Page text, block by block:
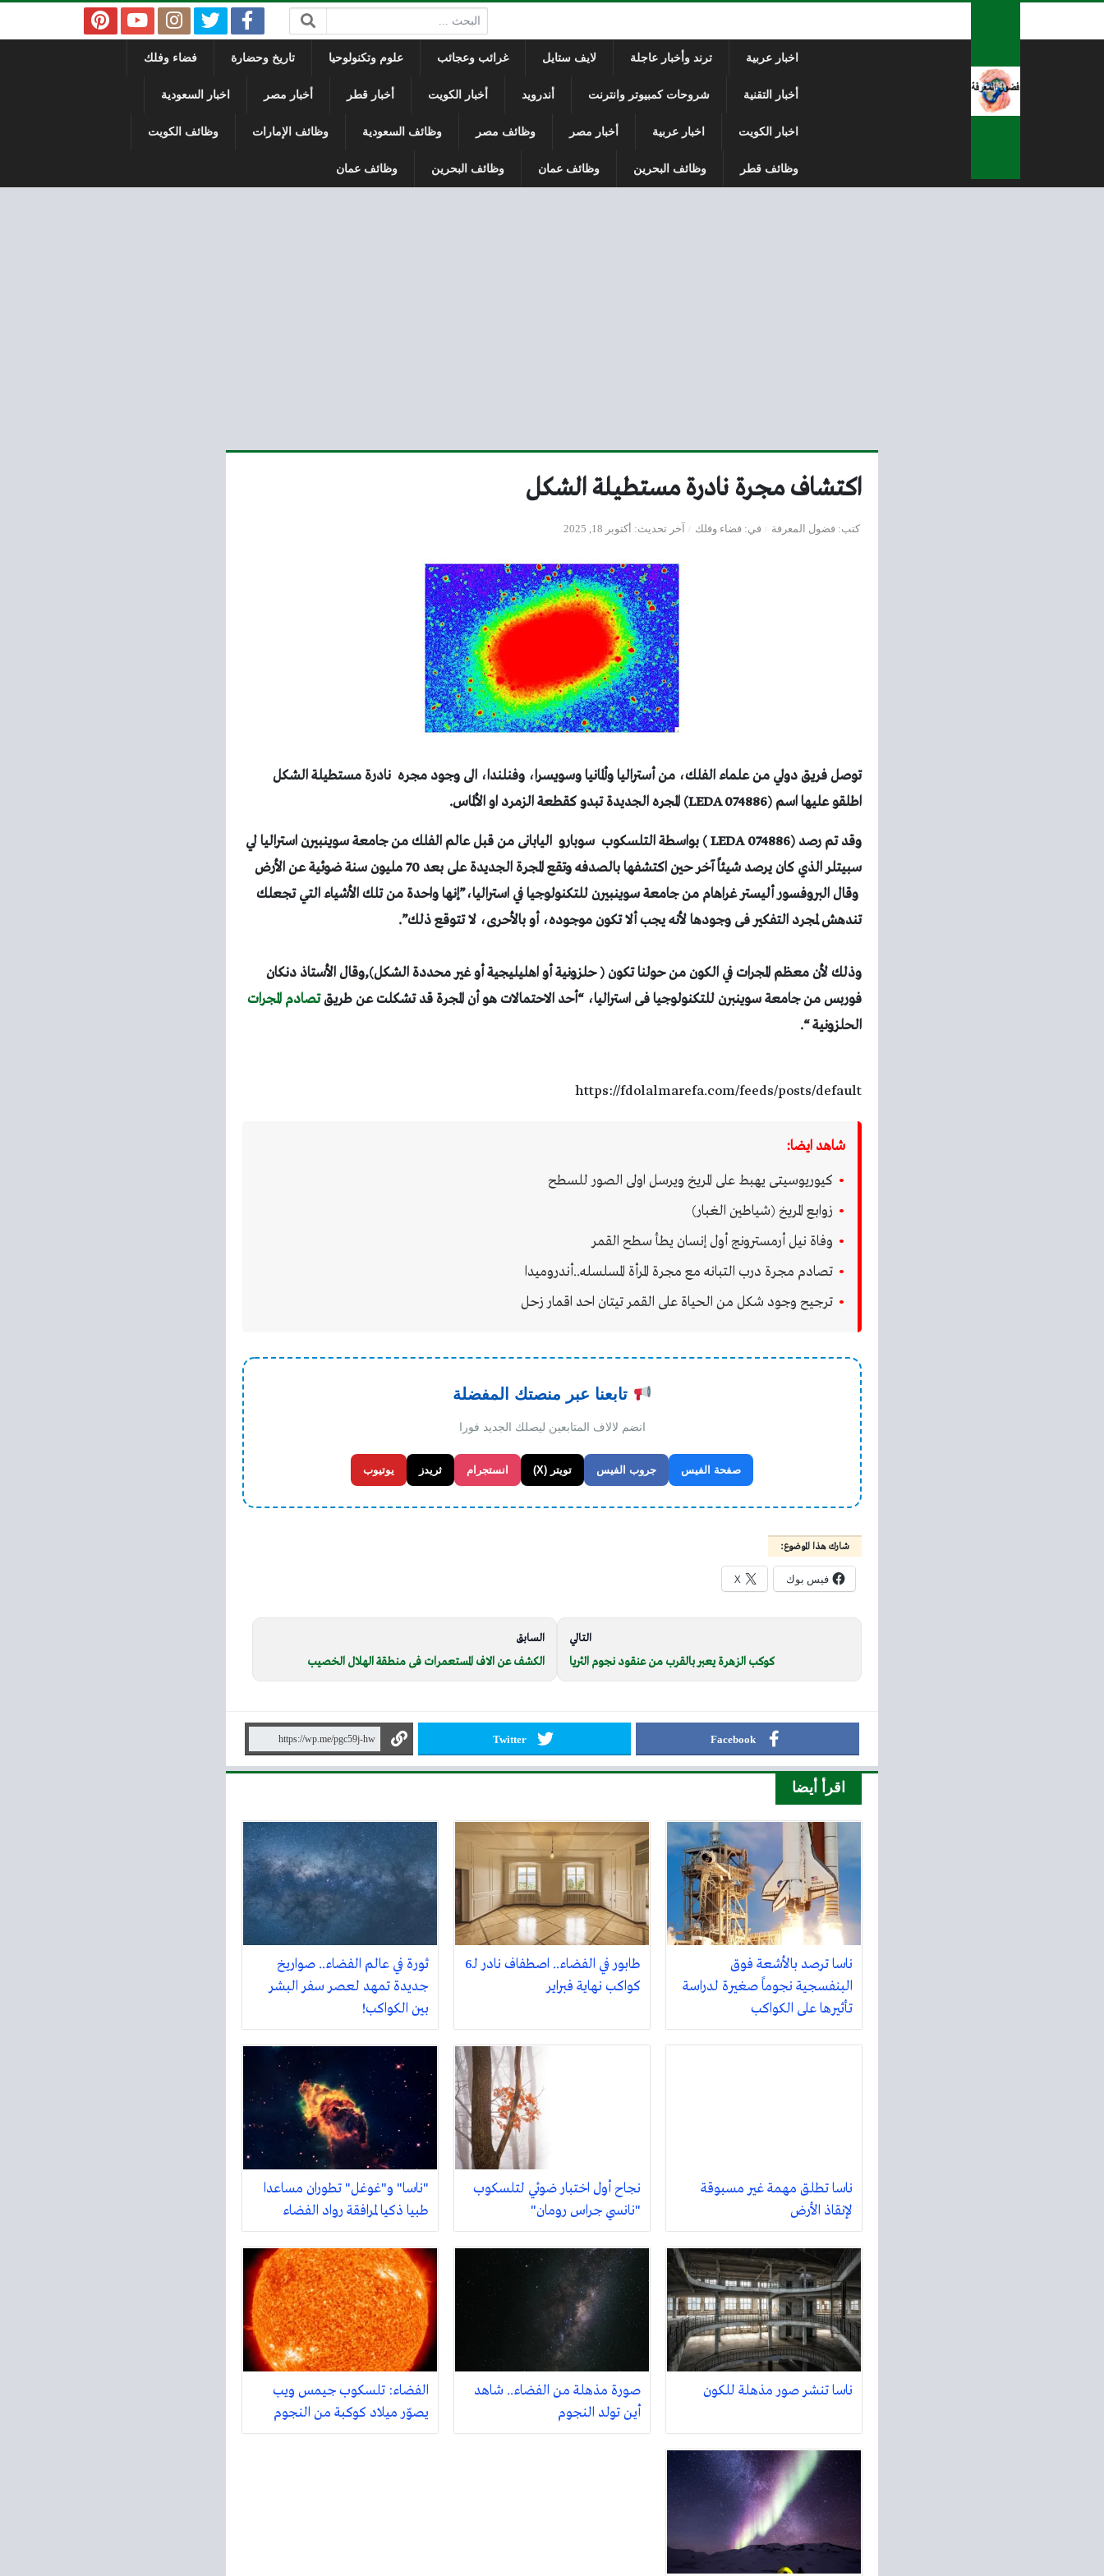
البحث:
اخبار عربية ترند وأخبار عاجلة لايف ستايل غرائب وعجائب علوم وتكنولوحيا تاريخ وحضارة فضاء وفلك
أخبار التقنية شروحات كمبيوتر وانترنت أندرويد أخبار الكويت أخبار قطر أخبار مصر اخبار السعودية
اخبار الكويت اخبار عربية أخبار مصر وظائف مصر وظائف السعودية وظائف الإمارات وظائف الكويت
وظائف قطر وظائف البحرين وظائف عمان وظائف البحرين وظائف عمان
اكتشاف مجرة نادرة مستطيلة الشكل
كتب فضول المعرفة في فضاء وفلك آخر تحديث أكتوبر 18, 2025
توصل فريق دولي من علماء الفلك، من أستراليا وألمانيا وسويسرا، وفنلندا، الى وجود مجره نادرة مستطيلة الشكل
اطلقو عليها اسم (LEDA 074886) المجره الجديدة تبدو كقطعة الزمرد او الألماس.
وقد تم رصد (074886 LEDA ) بواسطة التلسكوب سوبارو اليابانى من قبل عالم الفلك من جامعة سوينبيرن استراليا لي
سبيتلر الذي كان يرصد شيئاً آخر حين اكتشفها بالصدفه وتقع المجرة الجديدة على بعد 70 مليون سنة ضوئية عن الأرض
وقال البروفسور أليستر غراهام من جامعة سوينبيرن للتكنولوجيا في استراليا،”إنها واحدة من تلك الأشياء التي تجعلك
تندهش لمجرد التفكير فى وجودها لأنه يجب ألا تكون موجوده، أو بالأحرى، لا تتوقع ذلك”.
وذلك لأن معظم المجرات في الكون من حولنا تكون ( حلزونية أو اهليليجية أو غير محددة الشكل),وقال الأستاذ دنكان
فوربس من جامعة سوينبرن للتكنولوجيا فى استراليا، “أحد الاحتمالات هو أن المجرة قد تشكلت عن طريقتصادم المجرات
الحلزونية “.
https://fdolalmarefa.com/feeds/posts/default
شاهد ايضا:
كيوريوسيتى يهبط على المريخ ويرسل اولى الصور للسطح
زوابع المريخ (شياطين الغبار)
وفاة نيل أرمسترونج أول إنسان يطأ سطح القمر
تصادم مجرة درب التبانه مع مجرة المرأة المسلسله..أندروميدا
ترجيح وجود شكل من الحياة على القمر تيتان احد اقمار زحل
تابعنا عبر منصتك المفضلة
انضم لالاف المتابعين ليصلك الجديد فورا
صفحة الفيس جروب الفيس تويتر (X) انستجرام ثريدز يوتيوب
شارك هذا الموضوع:
فيس بوك X
التالي
كوكب الزهرة يعبر بالقرب من عنقود نجوم الثريا
السابق
الكشف عن الاف المستعمرات فى منطقة الهلال الخصيب
Facebook
Twitter
اقرأ أيضا
ناسا ترصد بالأشعة فوق
البنفسجية نجوماً صغيرة لدراسة
تأثيرها على الكواكب
طابور في الفضاء.. اصطفاف نادر لـ6
كواكب نهاية فبراير
ثورة في عالم الفضاء.. صواريخ
جديدة تمهد لعصر سفر البشر
بين الكواكب!
ناسا تطلق مهمة غير مسبوقة
لإنقاذ الأرض
نجاح أول اختبار ضوئي لتلسكوب
"نانسي جراس رومان"
"ناسا" و"غوغل" تطوران مساعدا
طبيا ذكيا لمرافقة رواد الفضاء
ناسا تنشر صور مذهلة للكون
صورة مذهلة من الفضاء.. شاهد
أين تولد النجوم
الفضاء: تلسكوب جيمس ويب
يصوّر ميلاد كوكبة من النجوم